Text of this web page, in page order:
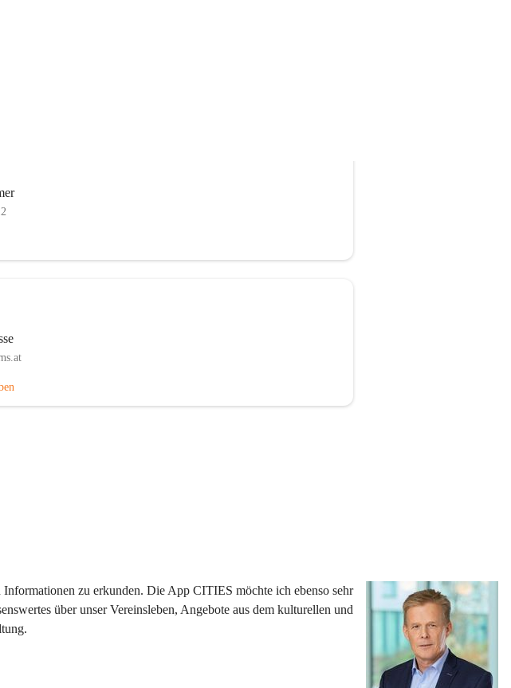
zu erkunden. Die App CITIES möchte ich ebenso sehr
über unser Vereinsleben, Angebote aus dem kulturellen und